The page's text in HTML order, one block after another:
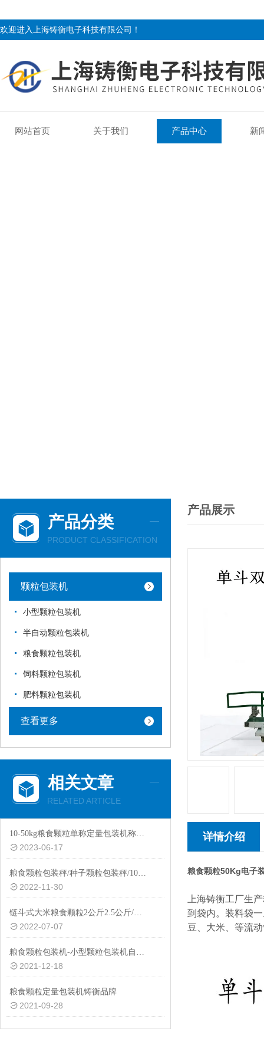
欢迎进入上海铸衡电子科技有限公司！
网站首页 关于我们 产品中心 新
产品分类
PRODUCT CLASSIFICATION
颗粒包装机
小型颗粒包装机
半自动颗粒包装机
粮食颗粒包装机
饲料颗粒包装机
肥料颗粒包装机
查看更多
相关文章
RELATED ARTICLE
10-50kg粮食颗粒单称定量包装机称重打包机
2023-06-17
粮食颗粒包装秤/种子颗粒包装秤/10-50公斤自动称重包装秤厂家定制
2022-11-30
链斗式大米粮食颗粒2公斤2.5公斤/包自动封口智能分装机厂家生产
2022-07-07
粮食颗粒包装机-小型颗粒包装机自动打包机
2021-12-18
粮食颗粒定量包装机铸衡品牌
2021-09-28
产品展示
详情介绍
粮食颗粒50Kg电子
上海铸衡工厂生
到袋内。装料袋
豆、大米、等流